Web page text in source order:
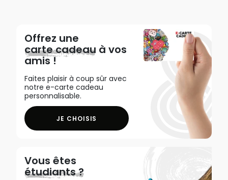
Offrez une
carte cadeau à vos
amis !
Faites plaisir à coup sûr avec
notre e-carte cadeau
personnalisable.
JE CHOISIS
Vous êtes
étudiants ?